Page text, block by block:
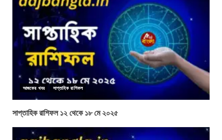
আজকের খবর সাপ্তাহিক রাশিফল
সাপ্তাহিক রাশিফল ১২ থেকে ১৮ মে ২০২৫